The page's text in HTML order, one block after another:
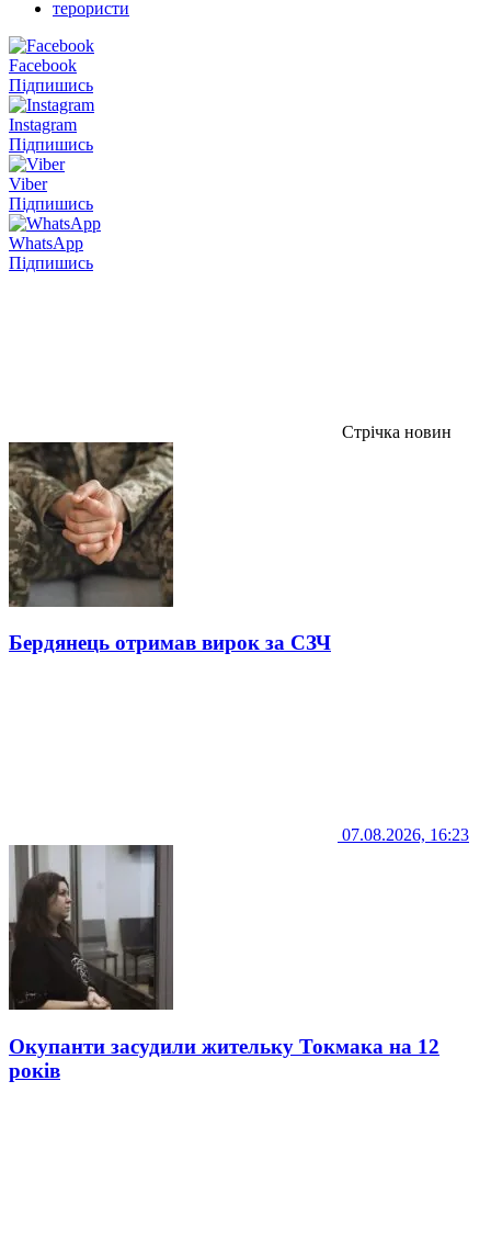
терористи
Facebook
Підпишись
Instagram
Підпишись
Viber
Підпишись
WhatsApp
Підпишись
Стрічка новин
Бердянець отримав вирок за СЗЧ
07.08.2026, 16:23
Окупанти засудили жительку Токмака на 12
років